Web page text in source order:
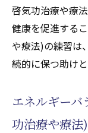
啓気功治療や療
健康を促進する
や療法)の練習は
続的に保つ助けと
エネルギー
功治療や療法)